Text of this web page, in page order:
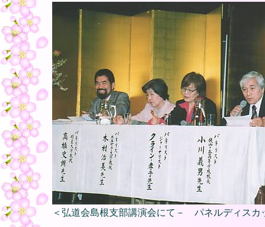
＜弘道会島根支部講演会にて－ パネルディスカ